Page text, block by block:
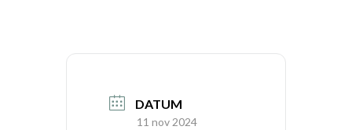
DATUM
11 nov 2024